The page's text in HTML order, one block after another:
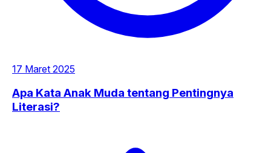
17 Maret 2025
Apa Kata Anak Muda tentang Pentingnya
Literasi?